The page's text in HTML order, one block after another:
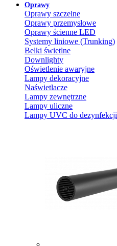
Oprawy
Oprawy szczelne
Oprawy przemysłowe
Oprawy ścienne LED
Systemy liniowe (Trunking)
Belki świetlne
Downlighty
Oświetlenie awaryjne
Lampy dekoracyjne
Naświetlacze
Lampy zewnętrzne
Lampy uliczne
Lampy UVC do dezynfekcji